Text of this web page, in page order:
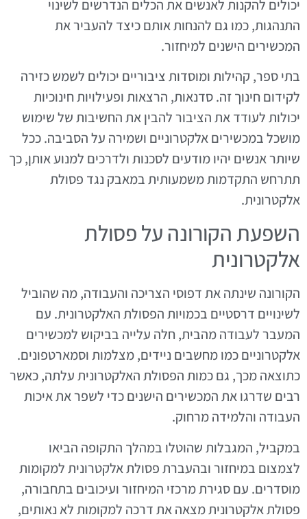
יכולים להקנות לאנשים את הכלים הנדרשים לשינוי
התנהגות, כמו גם להנחות אותם כיצד להעביר את
המכשירים הישנים למיחזור.
בתי ספר, קהילות ומוסדות ציבוריים יכולים לשמש כזירה
לקידום חינוך זה. סדנאות, הרצאות ופעילויות חינוכיות
יכולות לעודד את הציבור להבין את החשיבות של שימוש
מושכל במכשירים אלקטרוניים ושמירה על הסביבה. ככל
שיותר אנשים יהיו מודעים לסכנות ולדרכים למנוע אותן, כך
תתרחש התקדמות משמעותית במאבק נגד פסולת
אלקטרונית.
השפעת הקורונה על פסולת
אלקטרונית
הקורונה שינתה את דפוסי הצריכה והעבודה, מה שהוביל
לשינויים דרסטיים בכמויות הפסולת האלקטרונית. עם
המעבר לעבודה מהבית, חלה עלייה בביקוש למכשירים
אלקטרוניים כמו מחשבים ניידים, מצלמות וסמארטפונים.
כתוצאה מכך, גם כמות הפסולת האלקטרונית עלתה, כאשר
רבים שדרגו את המכשירים הישנים כדי לשפר את איכות
העבודה והלמידה מרחוק.
במקביל, המגבלות שהוטלו במהלך התקופה הביאו
לצמצום במיחזור ובהעברת פסולת אלקטרונית למקומות
מוסדרים. עם סגירת מרכזי המיחזור ועיכובים בתחבורה,
פסולת אלקטרונית מצאה את דרכה למקומות לא נאותים,